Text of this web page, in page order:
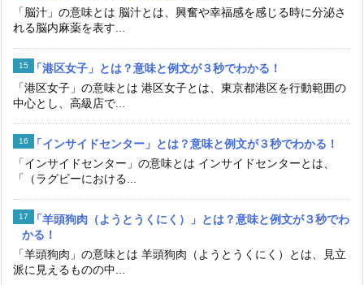
「脳汁」の意味とは 脳汁とは、興奮や幸福感を感じる時に分泌さ
れる脳内麻薬を表す...
「港区女子」とは？意味と例文が３秒でわかる！
「港区女子」の意味とは 港区女子とは、東京都港区を行動範囲の
中心とし、高級店で...
「インサイドセンター」とは？意味と例文が３秒でわかる！
「インサイドセンター」の意味とは インサイドセンターとは、
「（ラグビーにおける...
「羊頭狗肉（ようとうくにく）」とは？意味と例文が３秒でわ
かる！
「羊頭狗肉」の意味とは 羊頭狗肉（ようとうくにく）とは、見立
派に見えるものの中...